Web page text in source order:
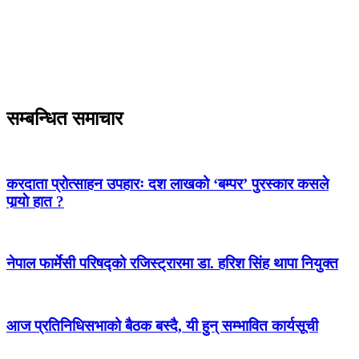
सम्बन्धित समाचार
करदाता प्रोत्साहन उपहारः दश लाखको ‘बम्पर’ पुरस्कार कसले
पार्‍याे हात ?
नेपाल फार्मेसी परिषद्को रजिस्ट्रारमा डा. हरिश सिंह थापा नियुक्त
आज प्रतिनिधिसभाको बैठक बस्दै, यी हुन् सम्भावित कार्यसूची